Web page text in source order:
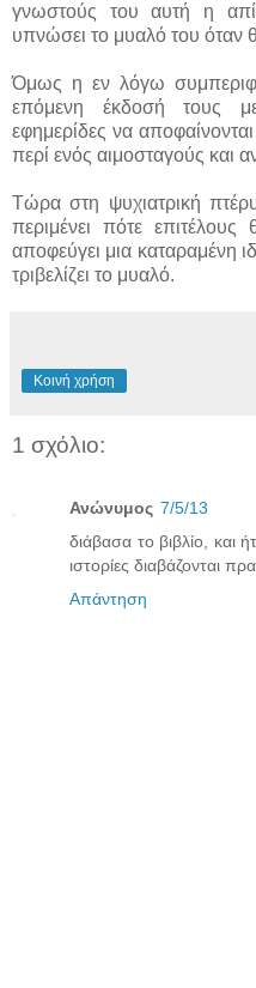
γνωστούς του αυτή η
υπνώσει το μυαλό του όταν
Όμως η εν λόγω
επόμενη έκδοσή τους
εφημερίδες να
περί ενός αιμοσταγούς και
Τώρα στη ψυχιατρική
περιμένει πότε επιτέλους
αποφεύγει μια καταραμένη
τριβελίζει το μυαλό.
Κοινή χρήση
1 σχόλιο:
Ανώνυμος 7/5/13
διάβασα το βιβλίο, και
ιστορίες διαβάζονται
Απάντηση